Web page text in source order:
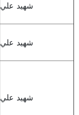
شهيد علي
شهيد علي
شهيد علي